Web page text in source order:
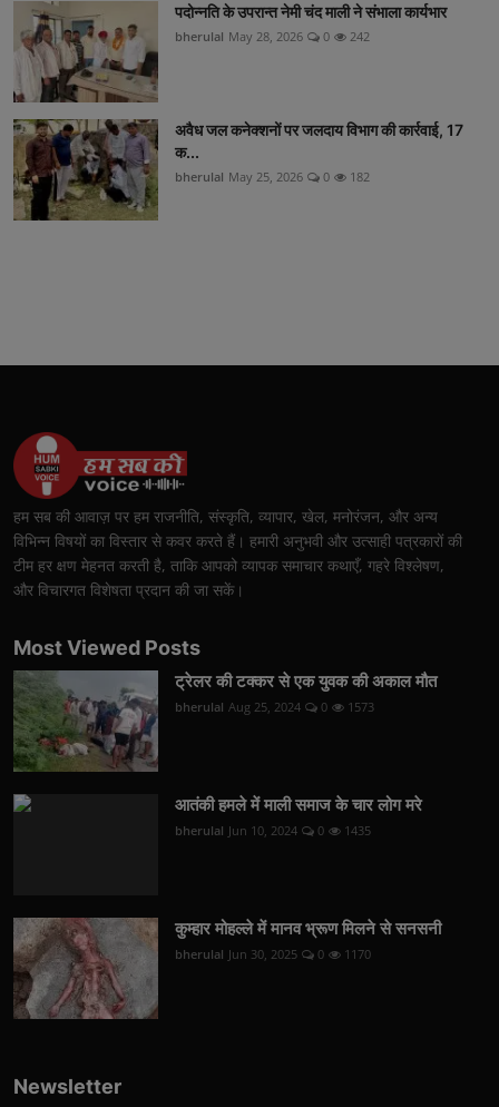
पदोन्नति के उपरान्त नेमी चंद माली ने संभाला कार्यभार
bherulal May 28, 2026 0 242
अवैध जल कनेक्शनों पर जलदाय विभाग की कार्रवाई, 17
क...
bherulal May 25, 2026 0 182
हम सब की आवाज़ पर हम राजनीति, संस्कृति, व्यापार, खेल, मनोरंजन, और अन्य
विभिन्न विषयों का विस्तार से कवर करते हैं। हमारी अनुभवी और उत्साही पत्रकारों की
टीम हर क्षण मेहनत करती है, ताकि आपको व्यापक समाचार कथाएँ, गहरे विश्लेषण,
और विचारगत विशेषता प्रदान की जा सकें।
Most Viewed Posts
ट्रेलर की टक्कर से एक युवक की अकाल मौत
bherulal Aug 25, 2024 0 1573
आतंकी हमले में माली समाज के चार लोग मरे
bherulal Jun 10, 2024 0 1435
कुम्हार मोहल्ले में मानव भ्रूण मिलने से सनसनी
bherulal Jun 30, 2025 0 1170
Newsletter